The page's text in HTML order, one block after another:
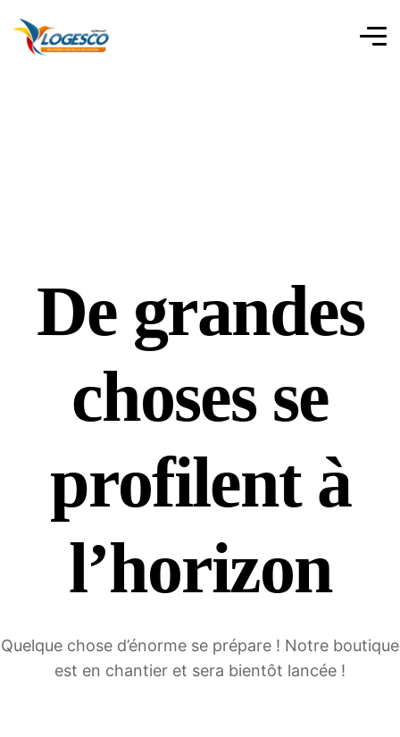
De grandes
choses se
profilent à
l’horizon
Quelque chose d’énorme se prépare ! Notre boutique
est en chantier et sera bientôt lancée !